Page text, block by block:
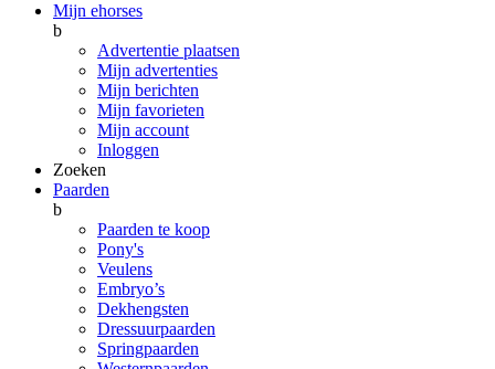
Mijn ehorses
b
Advertentie plaatsen
Mijn advertenties
Mijn berichten
Mijn favorieten
Mijn account
Inloggen
Zoeken
Paarden
b
Paarden te koop
Pony's
Veulens
Embryo’s
Dekhengsten
Dressuurpaarden
Springpaarden